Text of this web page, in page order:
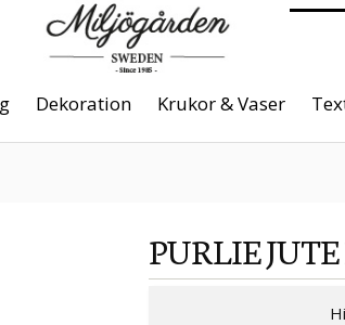
Dekoration Krukor & Vaser
PURLIE